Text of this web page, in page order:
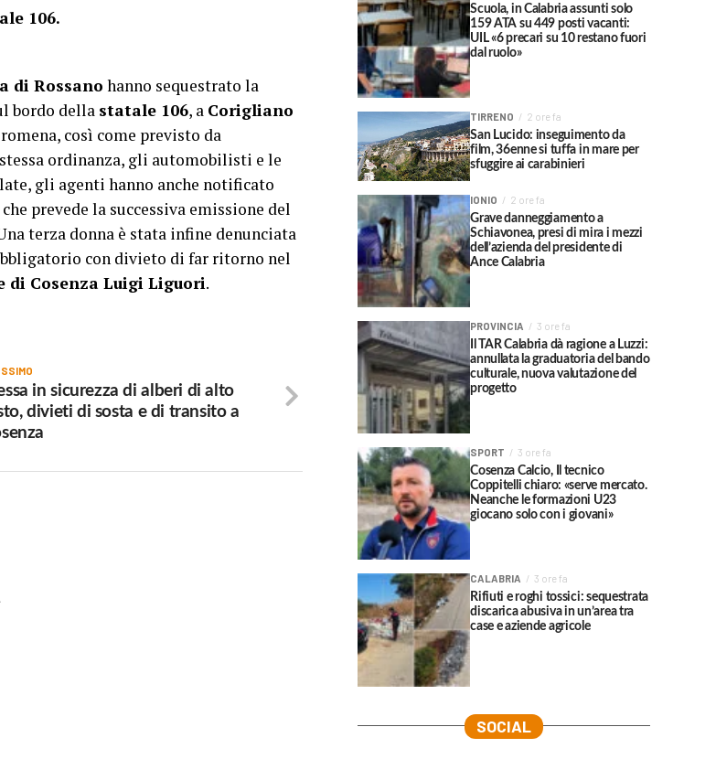
106.
di Rossano hanno sequestrato la
bordo della statale 106, a Corigliano
così come previsto da
ordinanza, gli automobilisti e le
gli agenti hanno anche notificato
prevede la successiva emissione del
terza donna è stata infine denunciata
con divieto di far ritorno nel
di Cosenza Luigi Liguori.
in sicurezza di alberi di alto
divieti di sosta e di transito a
Scuola, in Calabria assunti solo
159 ATA su 449 posti vacanti:
UIL «6 precari su 10 restano fuori
dal ruolo»
TIRRENO 2 ore fa
San Lucido: inseguimento da
film, 36enne si tuffa in mare per
sfuggire ai carabinieri
IONIO 2 ore fa
Grave danneggiamento a
Schiavonea, presi di mira i mezzi
dell’azienda del presidente di
Ance Calabria
PROVINCIA 3 ore fa
Il TAR Calabria dà ragione a Luzzi:
annullata la graduatoria del bando
culturale, nuova valutazione del
progetto
SPORT 3 ore fa
Cosenza Calcio, Il tecnico
Coppitelli chiaro: «serve mercato.
Neanche le formazioni U23
giocano solo con i giovani»
CALABRIA 3 ore fa
Rifiuti e roghi tossici: sequestrata
discarica abusiva in un’area tra
case e aziende agricole
SOCIAL